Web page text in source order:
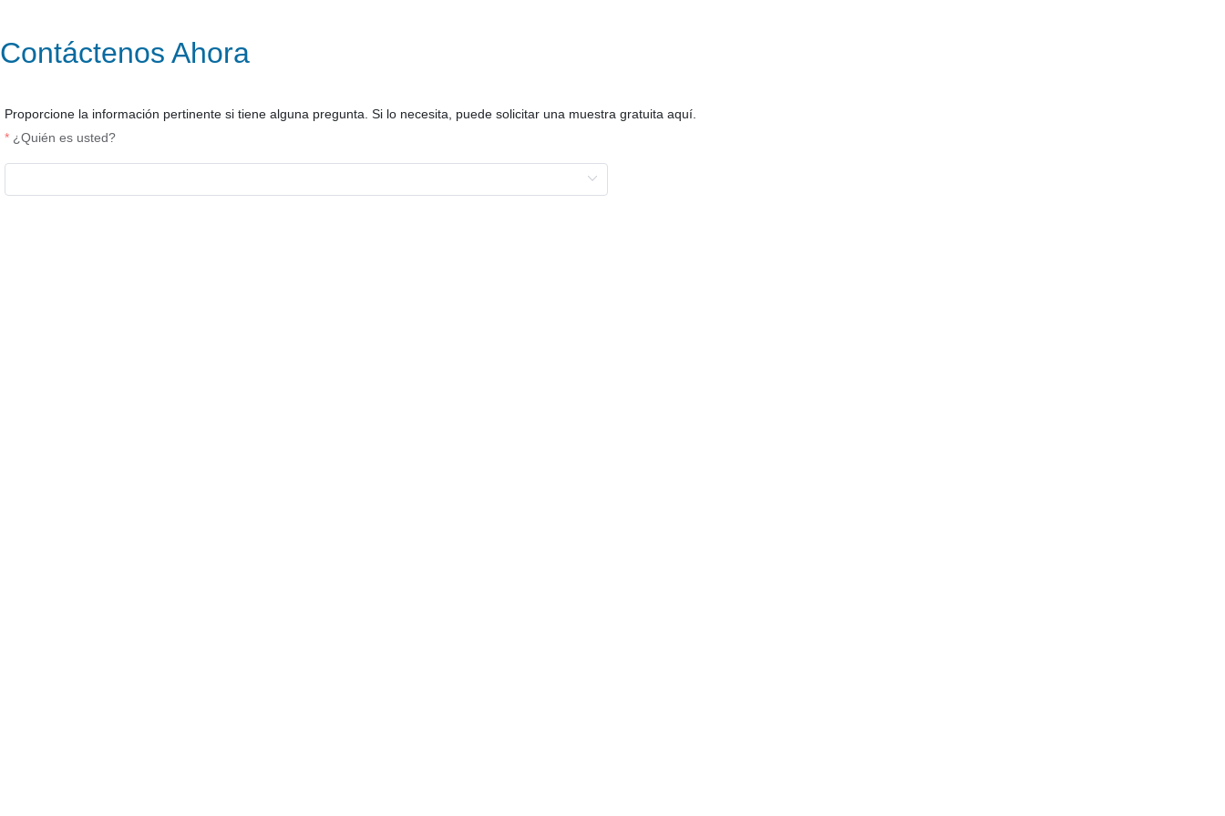
Contáctenos Ahora
Proporcione la información pertinente si tiene alguna pregunta. Si lo necesita, puede solicitar una muestra gratuita aquí.
¿Quién es usted?